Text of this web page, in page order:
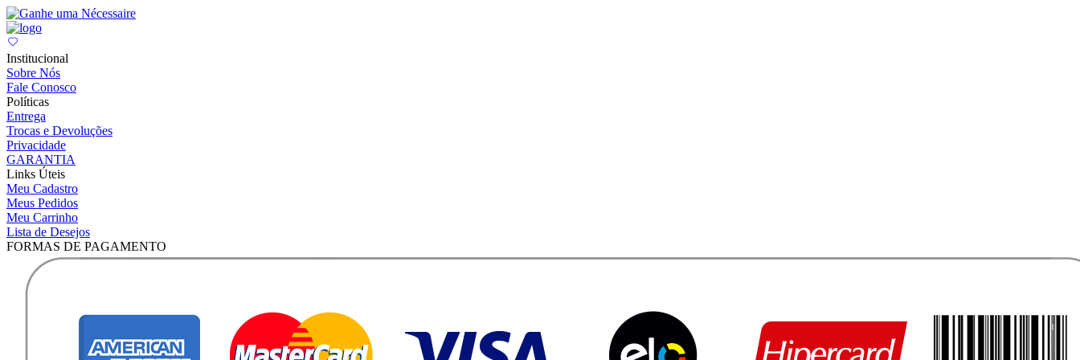
Institucional
Sobre Nós
Fale Conosco
Políticas
Entrega
Trocas e Devoluções
Privacidade
GARANTIA
Links Úteis
Meu Cadastro
Meus Pedidos
Meu Carrinho
Lista de Desejos
FORMAS DE PAGAMENTO